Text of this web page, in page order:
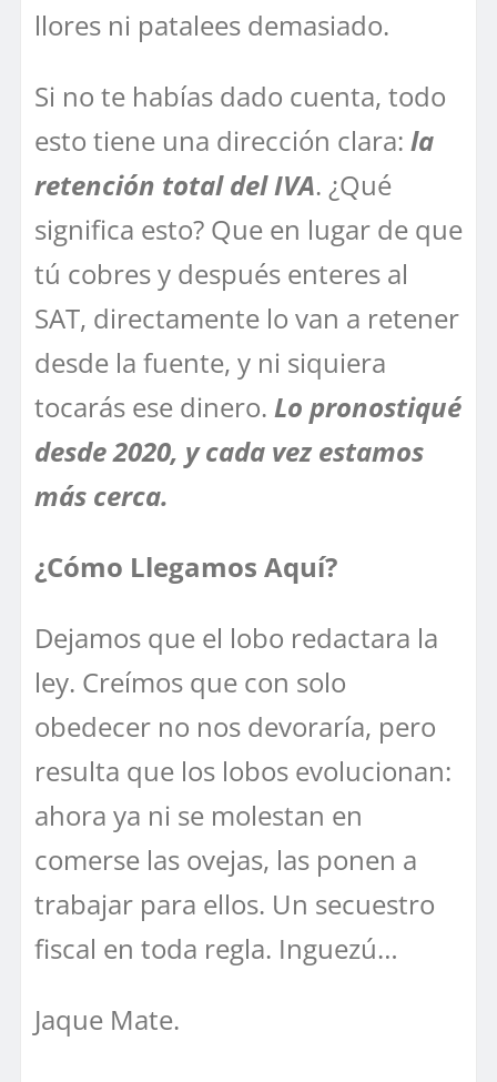
llores ni patalees demasiado.
Si no te habías dado cuenta, todo
esto tiene una dirección clara: la
retención total del IVA. ¿Qué
significa esto? Que en lugar de que
tú cobres y después enteres al
SAT, directamente lo van a retener
desde la fuente, y ni siquiera
tocarás ese dinero. Lo pronostiqué
desde 2020, y cada vez estamos
más cerca.
¿Cómo Llegamos Aquí?
Dejamos que el lobo redactara la
ley. Creímos que con solo
obedecer no nos devoraría, pero
resulta que los lobos evolucionan:
ahora ya ni se molestan en
comerse las ovejas, las ponen a
trabajar para ellos. Un secuestro
fiscal en toda regla. Inguezú…
Jaque Mate.